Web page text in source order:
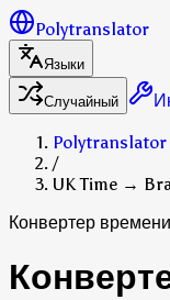
Polytranslator
Языки
Случайный
Polytranslator
/
UK Time →
Конвертер времени